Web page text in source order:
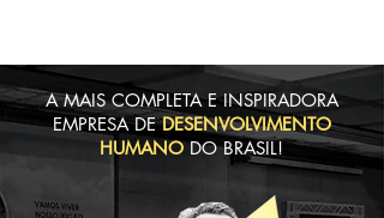
A MAIS COMPLETA E INSPIRADORA
EMPRESA DEDESENVOLVIMENTO
HUMANO DO BRASIL!